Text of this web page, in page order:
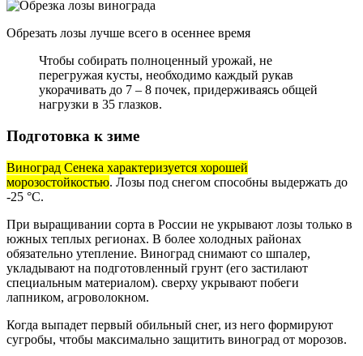
Обрезать лозы лучше всего в осеннее время
Чтобы собирать полноценный урожай, не
перегружая кусты, необходимо каждый рукав
укорачивать до 7 – 8 почек, придерживаясь общей
нагрузки в 35 глазков.
Подготовка к зиме
Виноград Сенека характеризуется хорошей
морозостойкостью. Лозы под снегом способны выдержать до
-25 °С.
При выращивании сорта в России не укрывают лозы только в
южных теплых регионах. В более холодных районах
обязательно утепление. Виноград снимают со шпалер,
укладывают на подготовленный грунт (его застилают
специальным материалом). сверху укрывают побеги
лапником, агроволокном.
Когда выпадет первый обильный снег, из него формируют
сугробы, чтобы максимально защитить виноград от морозов.